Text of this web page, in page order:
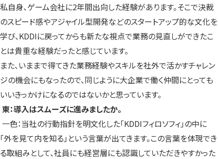
私自身、ゲーム会社に2年間出向した経験があります。そこで決裁
のスピード感やアジャイル型開発などのスタートアップ的な文化を
学び、KDDIに戻ってからも新たな視点で業務の見直しができたこ
とは貴重な経験だったと感じています。
また、いままで得てきた業務経験やスキルを社外で活かすチャレン
ジの機会にもなったので、同じように大企業で働く仲間にとっても
いいきっかけになるのではないかと思っています。
東：導入はスムーズに進みましたか。
一色：当社の行動指針を明文化した「KDDIフィロソフィ」の中に
「外を見て内を知る」という言葉が出てきます。この言葉を体現でき
る取組みとして、社員にも経営層にも認識していただきやすかった